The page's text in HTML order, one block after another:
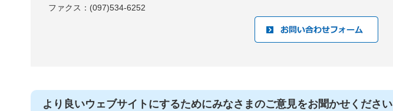
ファクス：(097)534-6252
より良いウェブサイトにするためにみなさまのご意見をお聞かせください